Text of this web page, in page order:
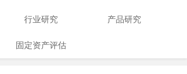
行业研究 产品研究
固定资产评估